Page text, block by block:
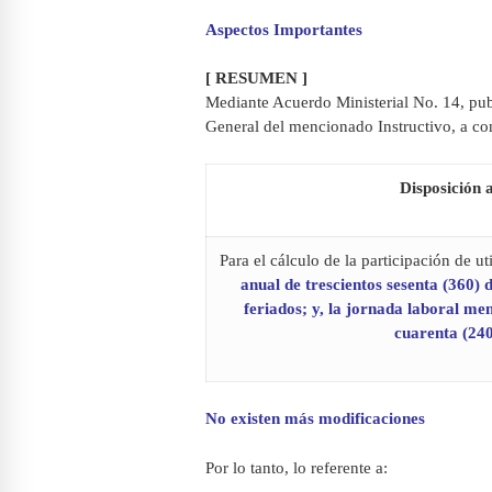
Aspectos Importantes
[ RESUMEN ]
Mediante Acuerdo Ministerial No. 14,
General del mencionado Instructivo, a
Disposición
Para el cálculo de la participación de
anual de trescientos sesenta (360)
feriados; y, la jornada laboral
cuarenta
No existen más modificaciones
Por lo tanto, lo referente a: